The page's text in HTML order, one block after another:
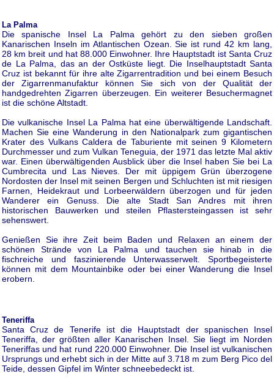
La Palma
Die spanische Insel La Palma gehört zu den sieben großen
Kanarischen Inseln im Atlantischen Ozean. Sie ist rund 42 km lang,
28 km breit und hat 88.000 Einwohner. Ihre Hauptstadt ist Santa Cruz
de La Palma, das an der Ostküste liegt. Die Inselhauptstadt Santa
Cruz ist bekannt für ihre alte Zigarrentradition und bei einem Besuch
der Zigarrenmanufaktur können Sie sich von der Qualität der
handgedrehten Zigarren überzeugen. Ein weiterer Besuchermagnet
ist die schöne Altstadt.
Die vulkanische Insel La Palma hat eine überwältigende Landschaft.
Machen Sie eine Wanderung in den Nationalpark zum gigantischen
Krater des Vulkans Caldera de Taburiente mit seinen 9 Kilometern
Durchmesser und zum Vulkan Teneguia, der 1971 das letzte Mal aktiv
war. Einen überwältigenden Ausblick über die Insel haben Sie bei La
Cumbrecita und Las Nieves. Der mit üppigem Grün überzogene
Nordosten der Insel mit seinen Bergen und Schluchten ist mit riesigen
Farnen, Heidekraut und Lorbeerwäldern überzogen und für jeden
Wanderer ein Genuss. Die alte Stadt San Andres mit ihren
historischen Bauwerken und steilen Pflastersteingassen ist sehr
sehenswert.
Genießen Sie ihre Zeit beim Baden und Relaxen an einem der
schönen Strände von La Palma und tauchen sie hinab in die
fischreiche und faszinierende Unterwasserwelt. Sportbegeisterte
können mit dem Mountainbike oder bei einer Wanderung die Insel
erobern.
Teneriffa
Santa Cruz de Tenerife ist die Hauptstadt der spanischen Insel
Teneriffa, der größten aller Kanarischen Insel. Sie liegt im Norden
Teneriffas und hat rund 220.000 Einwohner. Die Insel ist vulkanischen
Ursprungs und erhebt sich in der Mitte auf 3.718 m zum Berg Pico del
Teide, dessen Gipfel im Winter schneebedeckt ist.